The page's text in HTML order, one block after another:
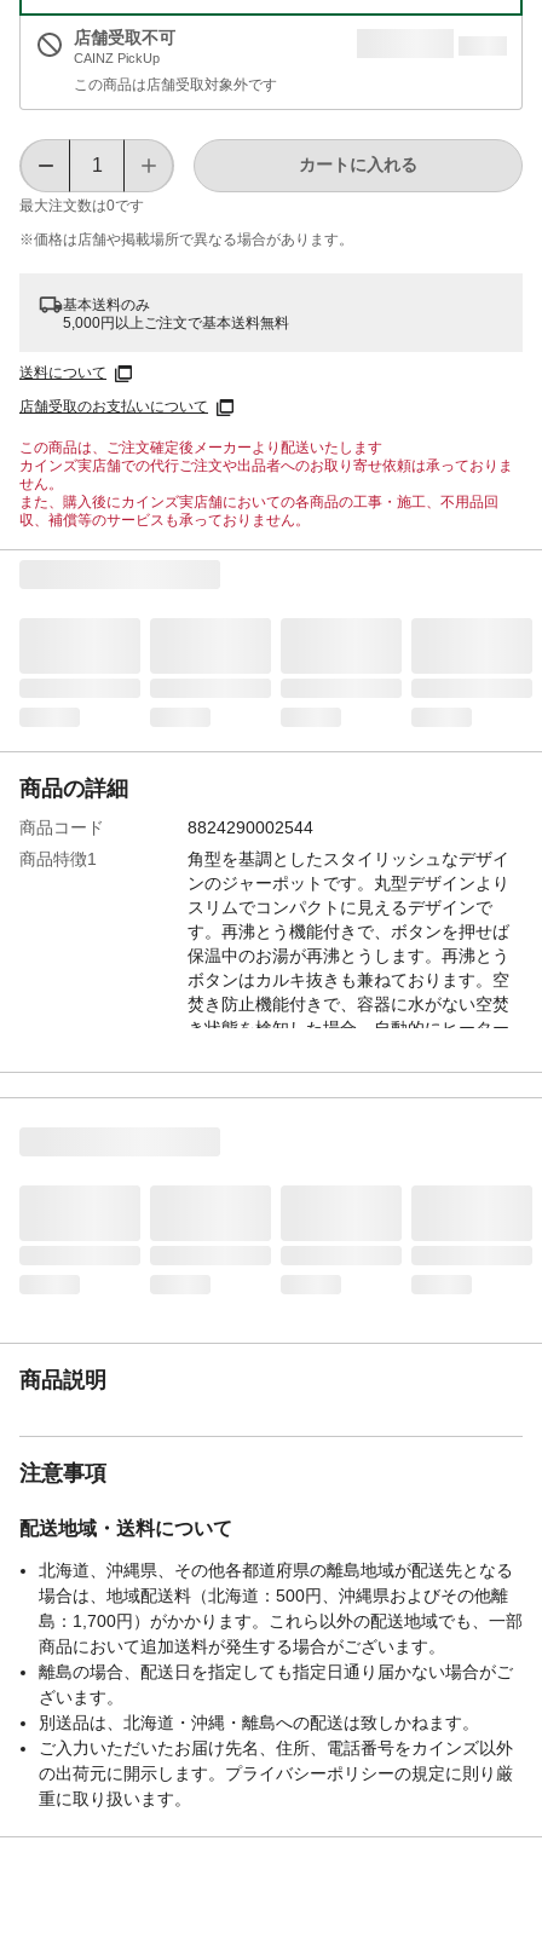
店舗受取不可
CAINZ PickUp
この商品は店舗受取対象外です
最大注文数は0です
カートに入れる
※価格は​店舗や​掲載場所で​異なる​場合が​あります。
基本送料のみ
5,000円以上ご注文で基本送料無料
送料について
店舗受取のお支払いについて
この商品は、ご注文確定後メーカーより配送いたします
カインズ実店舗での代行ご注文や出品者へのお取り寄せ依頼は承っておりま
せん。
また、購入後にカインズ実店舗においての各商品の工事・施工、不用品回
収、補償等のサービスも承っておりません。
商品の詳細
商品コード
8824290002544
商品特徴1
角型を基調としたスタイリッシュなデザイ
ンのジャーポットです。丸型デザインより
スリムでコンパクトに見えるデザインで
す。再沸とう機能付きで、ボタンを押せば
保温中のお湯が再沸とうします。再沸とう
ボタンはカルキ抜きも兼ねております。空
焚き防止機能付きで、容器に水がない空焚
き状態を検知した場合、自動的にヒーター
やお手入れが簡単です。内容器にフッ素加
工が施されており、汚れが付着しにくいた
備考2
源コード●別売品：ふた、メッシュフィルタ
ー、電源コード●保証期間：お買い上げ日よ
り1年間
配送方法
軒先渡し(配送業者が商品を荷受人の家の玄
関や建物の入り口まで運び、そこで荷物を
引き渡す配送方法です。)
商品サイズ(約mm)/カ
ラー
※ハンドルを倒した状態、ブラック
本体重量
2300※電源コード含むg
材質・原材料・原産
●素材：ポリプロピレン、ABS樹脂、ステン
ブランド名
アイリスオーヤマ
商品説明
注意事項
配送地域・送料について
北海道、沖縄県、その他各都道府県の離島地域が配送先となる
場合は、地域配送料（北海道：500円、沖縄県およびその他離
島：1,700円）がかかります。これら以外の配送地域でも、一部
商品において追加送料が発生する場合がございます。
離島の場合、配送日を指定しても指定日通り届かない場合がご
ざいます。
別送品は、北海道・沖縄・離島への配送は致しかねます。
ご入力いただいたお届け先名、住所、電話番号をカインズ以外
の出荷元に開示します。プライバシーポリシーの規定に則り厳
重に取り扱います。